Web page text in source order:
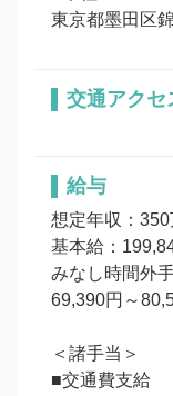
東京都墨田区
交通アクセ
給与
想定年収：
基本給：
みなし時間外
69,390円～
＜諸手当＞
■交通費支給